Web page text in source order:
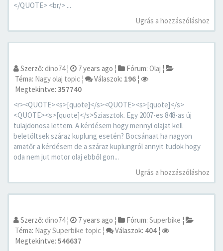
</QUOTE> <br/> ...
Ugrás a hozzászóláshoz
Szerző: dino74¦ 7 years ago ¦ Fórum: Olaj ¦
Téma: Nagy olaj topic ¦ Válaszok: 196 ¦
Megtekintve: 357740
<r><QUOTE><s>[quote]</s><QUOTE><s>[quote]</s>
<QUOTE><s>[quote]</s>Sziasztok. Egy 2007-es 848-as új
tulajdonosa lettem. A kérdésem hogy mennyi olajat kell
beletöltsek száraz kuplung esetén? Bocsánaat ha nagyon
amatőr a kérdésem de a száraz kuplungról annyit tudok hogy
oda nem jut motor olaj ebből gon...
Ugrás a hozzászóláshoz
Szerző: dino74¦ 7 years ago ¦ Fórum: Superbike ¦
Téma: Nagy Superbike topic ¦ Válaszok: 404 ¦
Megtekintve: 546637